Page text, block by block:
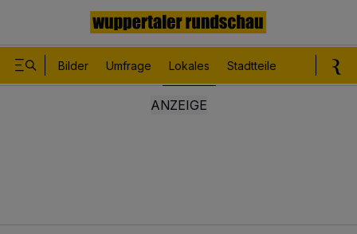
Bilder Umfrage Lokales Stadtteile